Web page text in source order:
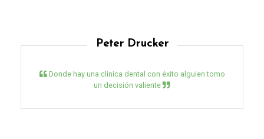
Peter Drucker
Donde hay una clínica dental con éxito alguien tomo
un decisión valiente